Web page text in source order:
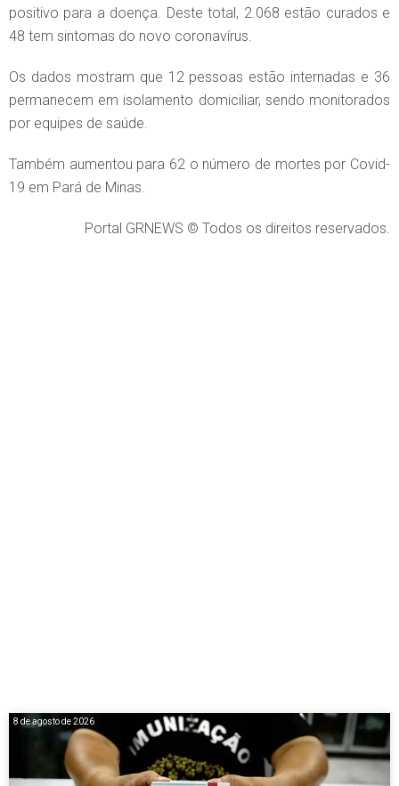
positivo para a doença. Deste total, 2.068 estão curados e
48 tem sintomas do novo coronavírus.
Os dados mostram que 12 pessoas estão internadas e 36
permanecem em isolamento domiciliar, sendo monitorados
por equipes de saúde.
Também aumentou para 62 o número de mortes por Covid-
19 em Pará de Minas.
Portal GRNEWS © Todos os direitos reservados.
8 de agosto de 2026